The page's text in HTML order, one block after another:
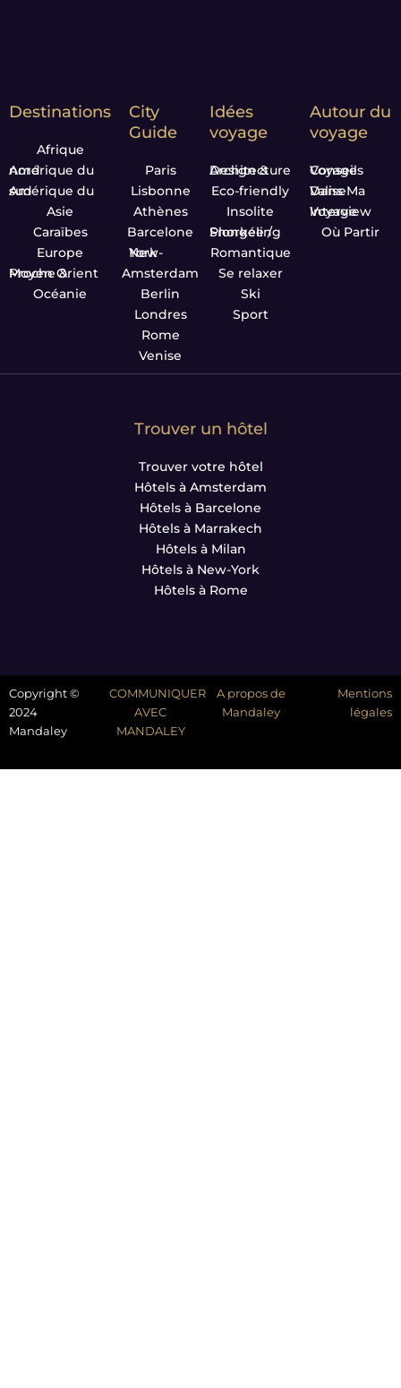
Destinations
Afrique
Amérique du nord
Amérique du sud
Asie
Caraïbes
Europe
Proche & Moyen Orient
Océanie
City
Guide
Paris
Lisbonne
Athènes
Barcelone
New-York
Amsterdam
Berlin
Londres
Rome
Venise
Idées
voyage
Design & Architecture
Eco-friendly
Insolite
Plongée / Snorkeling
Romantique
Se relaxer
Ski
Sport
Autour du
voyage
Conseils Voyage
Dans Ma Valise
Interview Voyage
Où Partir
Trouver un hôtel
Trouver votre hôtel
Hôtels à Amsterdam
Hôtels à Barcelone
Hôtels à Marrakech
Hôtels à Milan
Hôtels à New-York
Hôtels à Rome
Copyright ©
2024
Mandaley
COMMUNIQUER
AVEC
MANDALEY
A propos de
Mandaley
Mentions
légales